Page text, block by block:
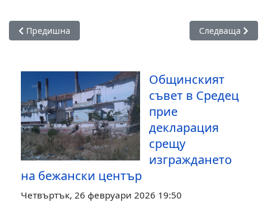
Предишна статия: Военното министерство продава бивша
Предишна Следваща
Следваща
Общинският
съвет в Средец
прие
декларация
срещу
изграждането
на бежански център
Четвъртък, 26 февруари 2026 19:50